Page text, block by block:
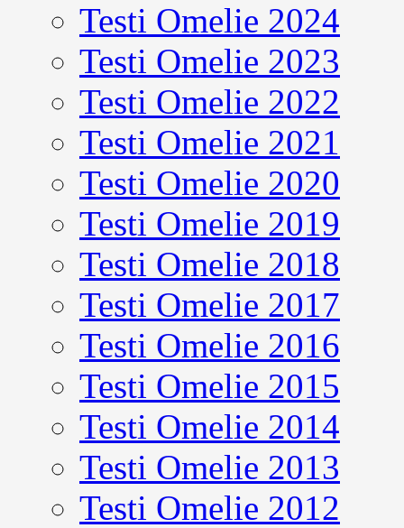
Testi Omelie 2024
Testi Omelie 2023
Testi Omelie 2022
Testi Omelie 2021
Testi Omelie 2020
Testi Omelie 2019
Testi Omelie 2018
Testi Omelie 2017
Testi Omelie 2016
Testi Omelie 2015
Testi Omelie 2014
Testi Omelie 2013
Testi Omelie 2012